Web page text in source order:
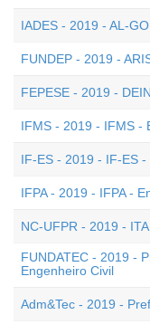
IADES - 2019 - AL-
FUNDEP - 2019 -
FEPESE - 2019 -
IFMS - 2019 - IFMS -
IF-ES - 2019 - IF-ES
IFPA - 2019 - IFPA -
NC-UFPR - 2019 -
FUNDATEC - 2019 -
Engenheiro Civil
Adm&Tec - 2019 -